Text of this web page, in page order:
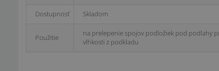
Dostupnosť Skladom
Použitie
na prelepenie spojov podložiek pod podlahy
vlhkosti z podkladu